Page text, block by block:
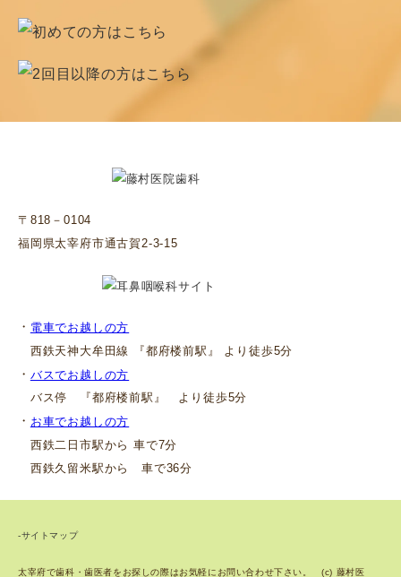
〒818－0104
福岡県太宰府市通古賀2-3-15
・ 電車でお越しの方
西鉄天神大牟田線 『都府楼前駅』 より徒歩5分
・ バスでお越しの方
バス停 『都府楼前駅』 より徒歩5分
・ お車でお越しの方
西鉄二日市駅から 車で7分
西鉄久留米駅から 車で36分
-サイトマップ
太宰府で歯科・歯医者をお探しの際はお気軽にお問い合わせ下さい。 (c) 藤村医